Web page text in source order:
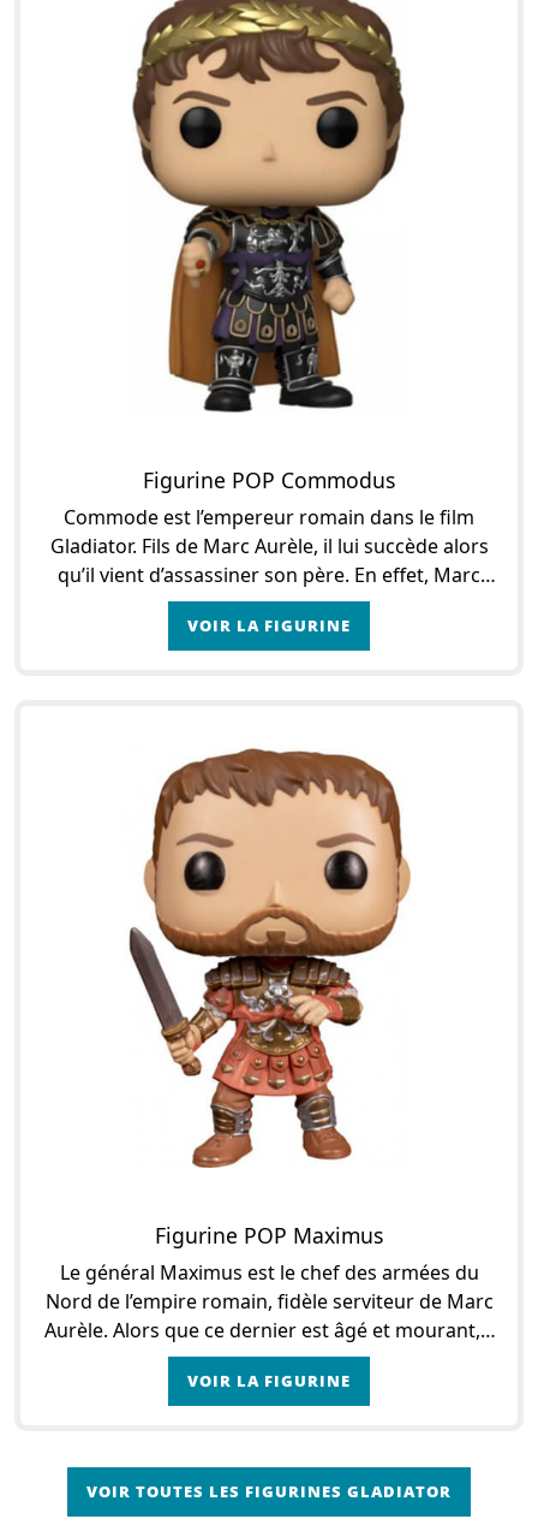
Figurine POP Commodus
Commode est l’empereur romain dans le film
Gladiator. Fils de Marc Aurèle, il lui succède alors
qu’il vient d’assassiner son père. En effet, Marc
Aurèle souhaiter offrir sa succession à son
VOIR LA FIGURINE
Figurine POP Maximus
Le général Maximus est le chef des armées du
Nord de l’empire romain, fidèle serviteur de Marc
Aurèle. Alors que ce dernier est âgé et mourant, il
confie à Maximus qu’il compte lui céder
VOIR LA FIGURINE
VOIR TOUTES LES FIGURINES GLADIATOR